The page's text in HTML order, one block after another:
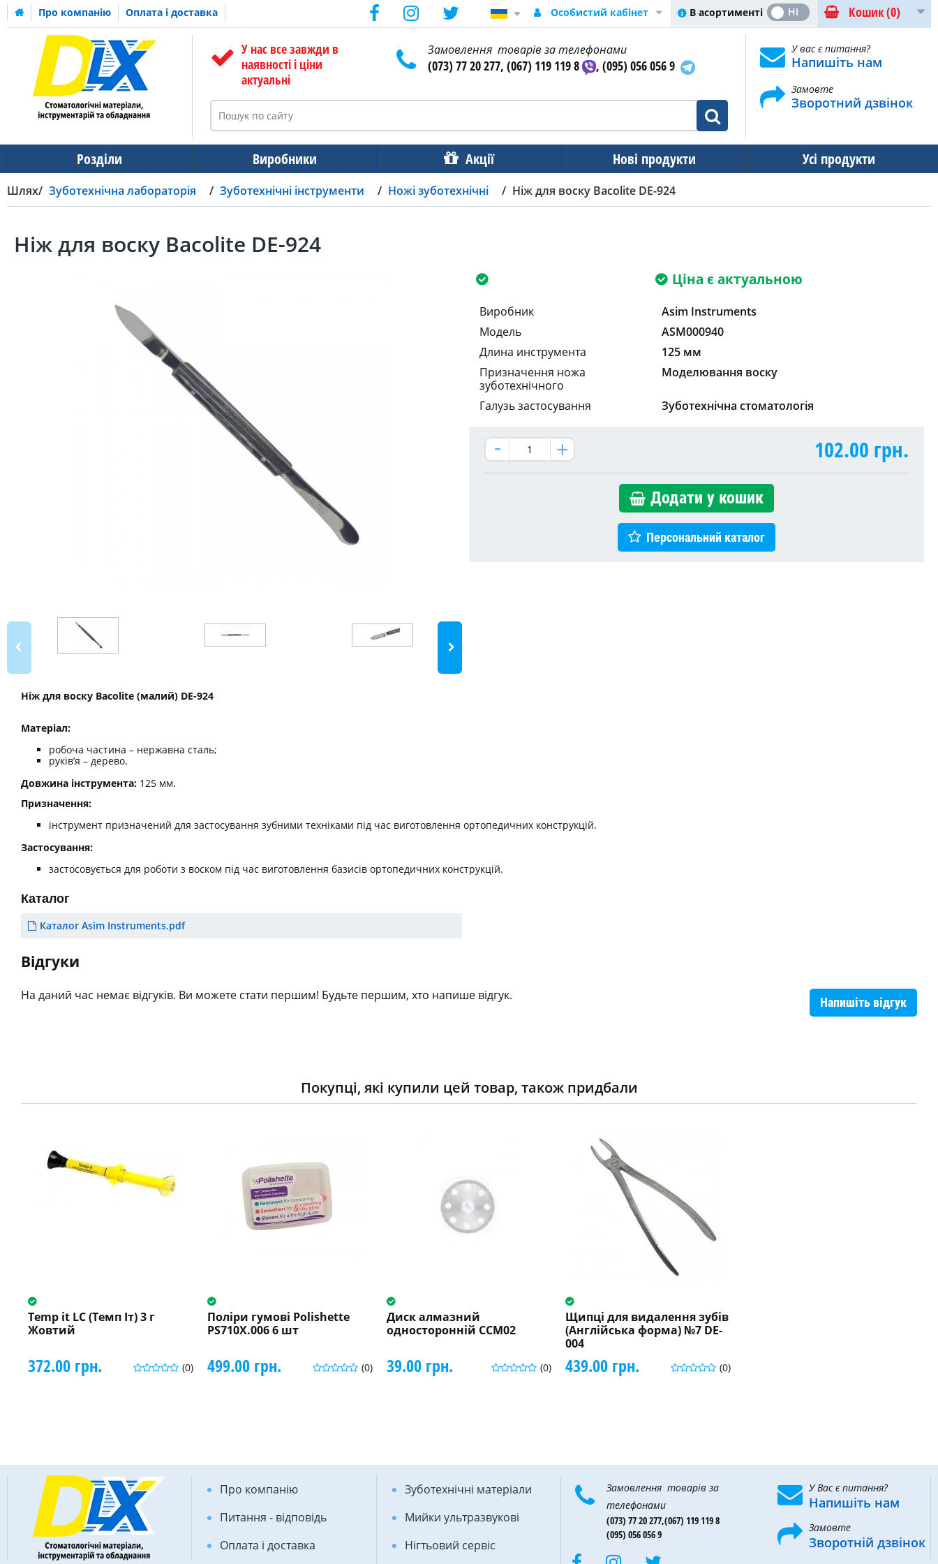
Про компанію Оплата і доставка Кошик(0)
В асортименті
ТАК НІ
Особистий кабінет
У нас все завжди в
наявності і ціни
актуальні
Замовлення товарів за телефонами
(073) 77 20 277, (067) 119 119 8 , (095) 056 056 9
У вас є питання?
Напишіть нам
Замовте
Зворотний дзвінок
Розділи Виробники Акції Нові продукти Усі продукти
Шлях Зуботехнічна лабораторія Зуботехнічні інструменти Ножі зуботехнічні Ніж для воску Bacolite DE-924
Ніж для воску Bacolite DE-924
Ціна є актуальною
Виробник
Asim Instruments
Модель
ASM000940
Длина инструмента
125 мм
Призначення ножа
зуботехнічного
Моделювання воску
Галузь застосування Зуботехнічна стоматологія
102.00 грн.
Додати у кошик
Персональний каталог
Ніж для воску Bacolite (малий) DE-924
Матеріал:
робоча частина – нержавна сталь;
руків’я – дерево.
Довжина інструмента: 125 мм.
Призначення:
інструмент призначений для застосування зубними техніками під час виготовлення ортопедичних конструкцій.
Застосування:
застосовується для роботи з воском під час виготовлення базисів ортопедичних конструкцій.
Каталог
Каталог Asim Instruments.pdf
Відгуки
Напишіть відгук
На даний час немає відгуків. Ви можете стати першим! Будьте першим, хто напише відгук.
Покупці, які купили цей товар, також придбали
Temp it LC (Темп Іт) 3 г
Жовтий
(0)
372.00 грн.
Поліри гумові Polishette
PS710X.006 6 шт
(0)
499.00 грн.
Диск алмазний
односторонній CCM02
(0)
39.00 грн.
Щипці для видалення зубів
(Англійська форма) №7 DE-
004
(0)
439.00 грн.
Про компанію
Питання - відповідь
Оплата і доставка
Зуботехнічні матеріали
Мийки ультразвукові
Нігтьовий сервіс
Замовлення товарів за
телефонами
(073) 77 20 277,(067) 119 119 8
(095) 056 056 9
У Вас є питання?
Напишіть нам
Замовте
Зворотній дзвінок